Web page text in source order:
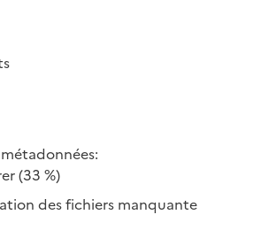
(33 %)
des fichiers manquante